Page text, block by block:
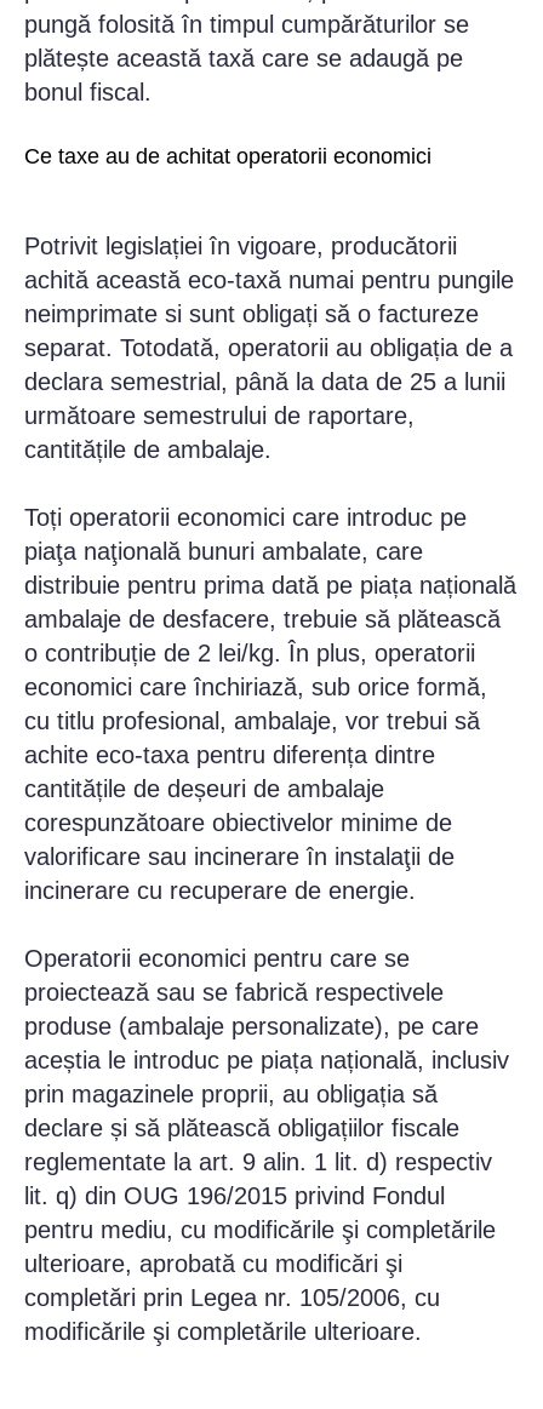
pungă folosită în timpul cumpărăturilor se
plătește această taxă care se adaugă pe
bonul fiscal.
Ce taxe au de achitat operatorii economici
Potrivit legislației în vigoare, producătorii
achită această eco-taxă numai pentru pungile
neimprimate si sunt obligați să o factureze
separat. Totodată, operatorii au obligația de a
declara semestrial, până la data de 25 a lunii
următoare semestrului de raportare,
cantitățile de ambalaje.
Toți operatorii economici care introduc pe
piaţa naţională bunuri ambalate, care
distribuie pentru prima dată pe piața națională
ambalaje de desfacere, trebuie să plătească
o contribuție de 2 lei/kg. În plus, operatorii
economici care închiriază, sub orice formă,
cu titlu profesional, ambalaje, vor trebui să
achite eco-taxa pentru diferența dintre
cantitățile de deșeuri de ambalaje
corespunzătoare obiectivelor minime de
valorificare sau incinerare în instalaţii de
incinerare cu recuperare de energie.
Operatorii economici pentru care se
proiectează sau se fabrică respectivele
produse (ambalaje personalizate), pe care
aceștia le introduc pe piața națională, inclusiv
prin magazinele proprii, au obligația să
declare și să plătească obligațiilor fiscale
reglementate la art. 9 alin. 1 lit. d) respectiv
lit. q) din OUG 196/2015 privind Fondul
pentru mediu, cu modificările şi completările
ulterioare, aprobată cu modificări şi
completări prin Legea nr. 105/2006, cu
modificările şi completările ulterioare.